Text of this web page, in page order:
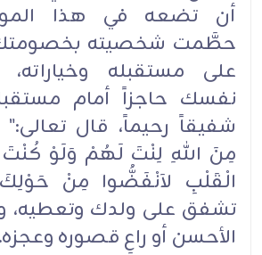
أن تضعه في هذا
حطَّمت شخصيته بخصومتك
على مستقبله
نفسك حاجزاً أمام
شفيقاً رحيماً، قال
مِنَ اللهِ لِنْتَ لَهُمْ وَلَوْ
تشفق على ولدك وتعطيه،
الأحسن أو راعِ قصوره وعجزه.